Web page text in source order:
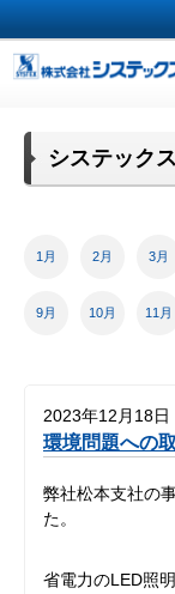
システック
1月 2月 3月
9月 10月 11月
2023年12月18日
環境問題への
弊社松本支社の
た。
省電力のLED照